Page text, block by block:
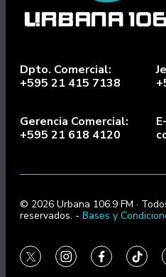
Dpto. Comercial:
+595 21 415 7138
Gerencia Comercial:
+595 21 618 4120
© 2026 Urbana 106.9 FM ·
reservados. - Bases y
twitterinstagramfacebook